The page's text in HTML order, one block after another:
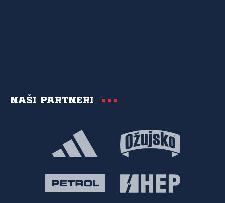
Naši partneri